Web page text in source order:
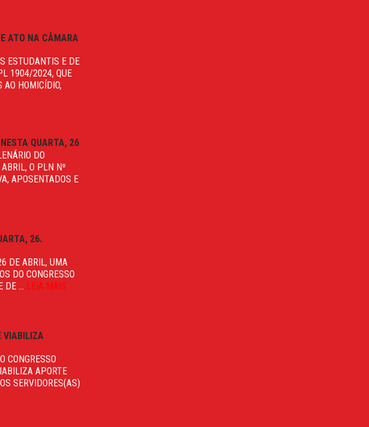
ATO NA CÂMARA
ESTUDANTIS E DE
1904/2024, QUE
AO HOMICÍDIO,
QUARTA, 26
DO
O PLN Nº
APOSENTADOS E
26.
DE ABRIL, UMA
DO CONGRESSO
DE ... LEIA MAIS
VIABILIZA
CONGRESSO
APORTE
SERVIDORES(AS)